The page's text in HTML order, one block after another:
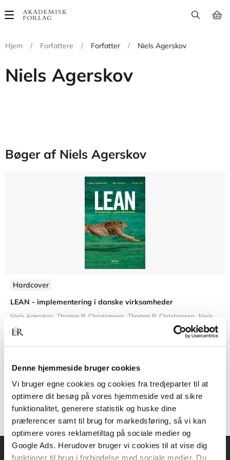
Denne hjemmeside bruger cookies
Vi bruger egne cookies og cookies fra tredjeparter til at
optimere dit besøg på vores hjemmeside ved at sikre
funktionalitet, generere statistik og huske dine
præferencer samt til brug for markedsføring, så vi kan
optimere vores reklametiltag på sociale medier og
Google Ads. Herudover bruger vi cookies til at vise dig
funktioner til brug i forbindelse med sociale medier. Du
Main
Hjem
/ Forfattere / Forfatter / Niels Agerskov
Niels Agerskov
Bøger af Niels Agerskov
Hardcover
LEAN - implementering i danske virksomheder
Niels Agerskov Thomas B. Christiansen Thomas B. Christiansen Niels Ahrengot
499,95 KR.